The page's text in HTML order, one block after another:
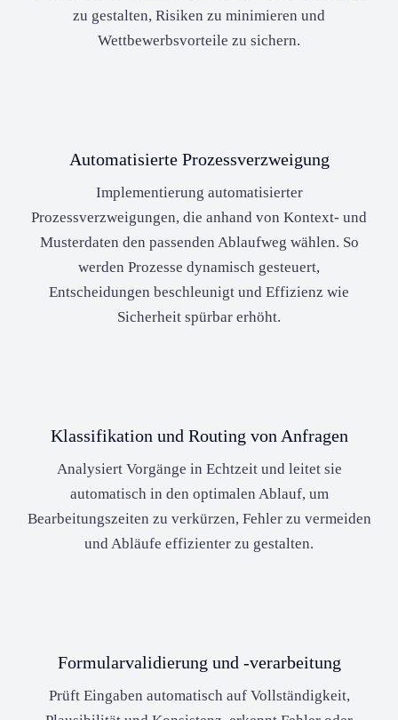
zu gestalten, Risiken zu minimieren und
Wettbewerbsvorteile zu sichern.
Automatisierte Prozessverzweigung
Implementierung automatisierter
Prozessverzweigungen, die anhand von Kontext- und
Musterdaten den passenden Ablaufweg wählen. So
werden Prozesse dynamisch gesteuert,
Entscheidungen beschleunigt und Effizienz wie
Sicherheit spürbar erhöht.
Klassifikation und Routing von Anfragen
Analysiert Vorgänge in Echtzeit und leitet sie
automatisch in den optimalen Ablauf, um
Bearbeitungszeiten zu verkürzen, Fehler zu vermeiden
und Abläufe effizienter zu gestalten.
Formularvalidierung und -verarbeitung
Prüft Eingaben automatisch auf Vollständigkeit,